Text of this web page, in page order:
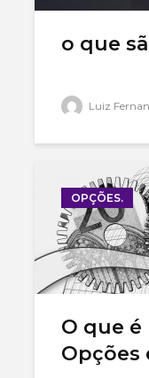
o que
Luiz
OPÇÕES.
O que é
Opções